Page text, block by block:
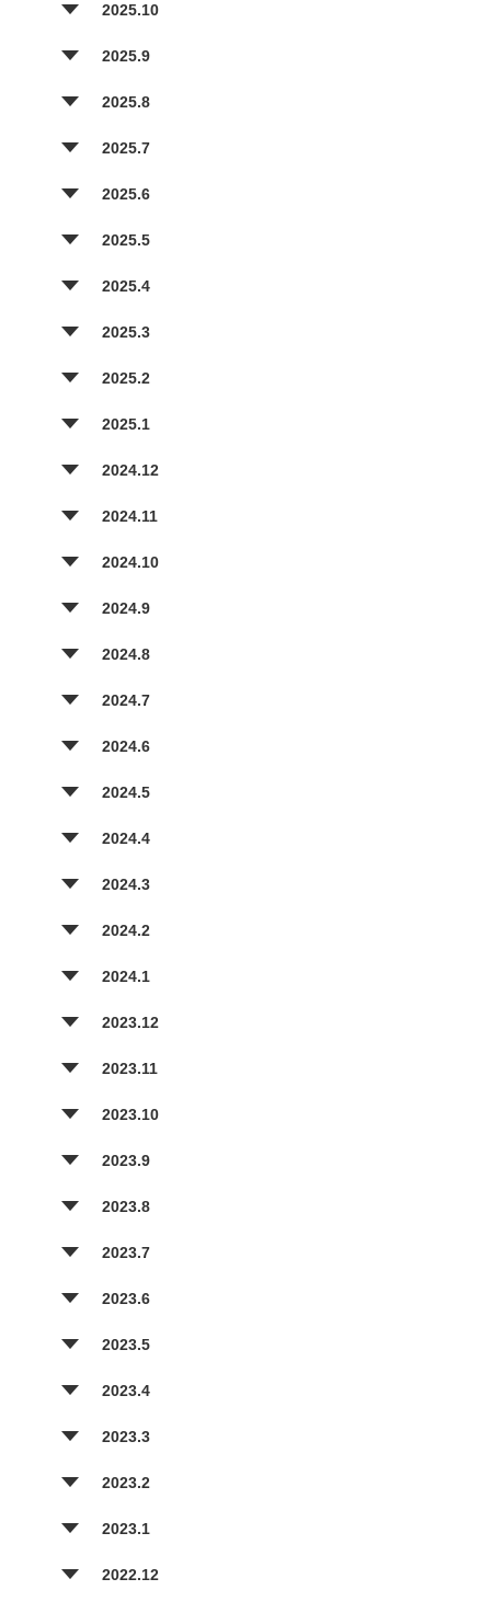
2025.10
2025.9
2025.8
2025.7
2025.6
2025.5
2025.4
2025.3
2025.2
2025.1
2024.12
2024.11
2024.10
2024.9
2024.8
2024.7
2024.6
2024.5
2024.4
2024.3
2024.2
2024.1
2023.12
2023.11
2023.10
2023.9
2023.8
2023.7
2023.6
2023.5
2023.4
2023.3
2023.2
2023.1
2022.12